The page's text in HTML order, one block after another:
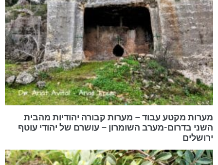
מערות מקטע עבוד – מערות קבורה יהודיות מהבית
השני בדרום-מערב השומרון – עושרם של יהודי עוטף
ירושלים